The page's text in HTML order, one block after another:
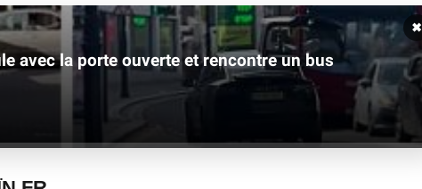
✖
avec la porte ouverte et rencontre un bus